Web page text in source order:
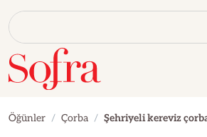
Öğünler Çorba Şehriyeli kereviz